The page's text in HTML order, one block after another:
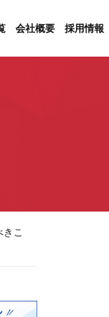
会社概要 採用情報
こ